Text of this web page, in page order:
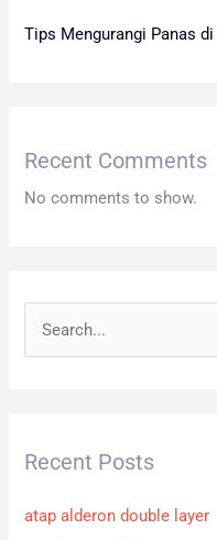
Tips Mengurangi Panas
Recent Comments
No comments to show.
c
f
Recent Posts
atap alderon double layer